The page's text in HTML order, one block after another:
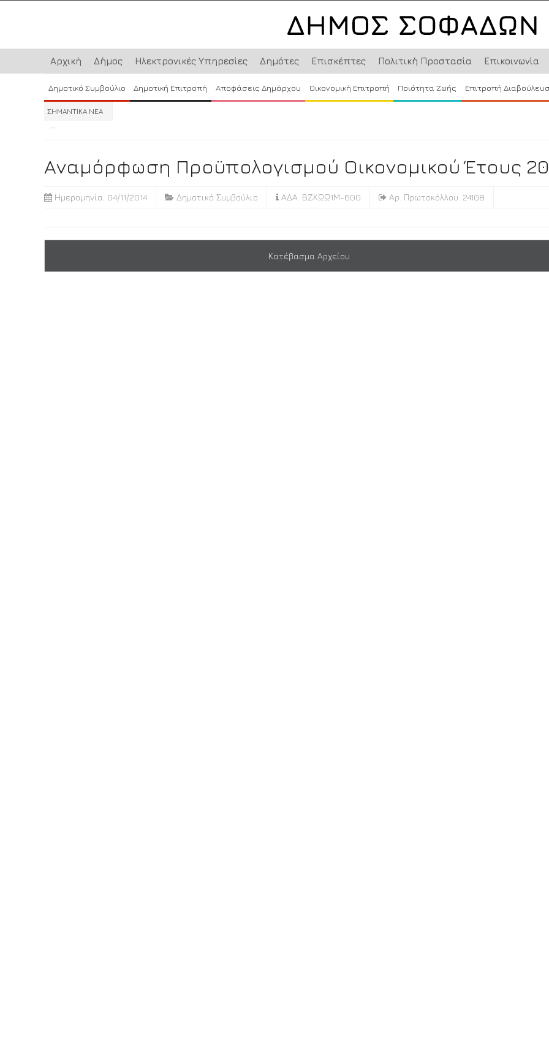
Αρχική Δήμος Ηλεκτρονικές Υπηρεσίες Δημότες Επισκέπτες Πολιτική Προστασία Επικοινωνία
Δημοτικό Συμβούλιο Δημοτική Επιτροπή Αποφάσεις Δημάρχου Οικονομική Επιτροπή Ποιότητα Ζωής Επιτροπή
ΣΗΜΑΝΤΙΚΑ ΝΕΑ
...
Αναμόρφωση Προϋπολογισμού Οικονομικού Έτους
Ημερομηνία: 04/11/2014 Δημοτικό Συμβούλιο ΑΔΑ: ΒΖΚΩΩ1Μ-600 Αρ. Πρωτοκόλλου: 24108
Κατέβασμα Αρχείου